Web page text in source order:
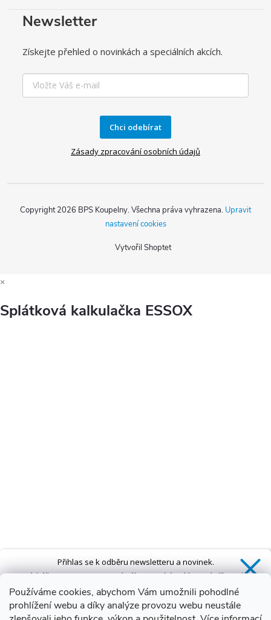
Používáme cookies, abychom Vám umožnili pohodlné
prohlížení webu a díky analýze provozu webu neustále
Newsletter
Získejte přehled o novinkách a speciálních akcích.
Chci odebírat
Zásady zpracování osobních údajů
Vytvořil Shoptet
Copyright 2026 BPS Koupelny. Všechna práva vyhrazena. Upravit
nastavení cookies
×
Splátková kalkulačka ESSOX
Přihlas se k odběru newsletteru a novinek.
ZískášSLEVU 5 %na první nákup a také exkluzivní přístup k
novinkám, slevám a dalším speciálním nabídkám.*